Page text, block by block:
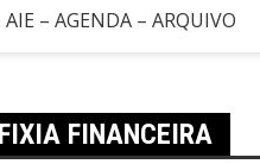
AIE – AGENDA – ARQUIVO
FINANCEIRA